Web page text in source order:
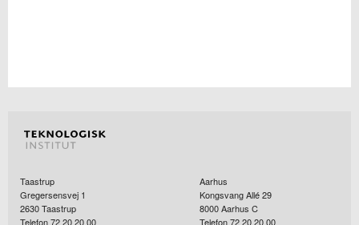
Taastrup
Gregersensvej 1
2630Taastrup
Telefon 72 20 20 00
Aarhus
Kongsvang Allé 29
8000Aarhus C
Telefon 72 20 20 00